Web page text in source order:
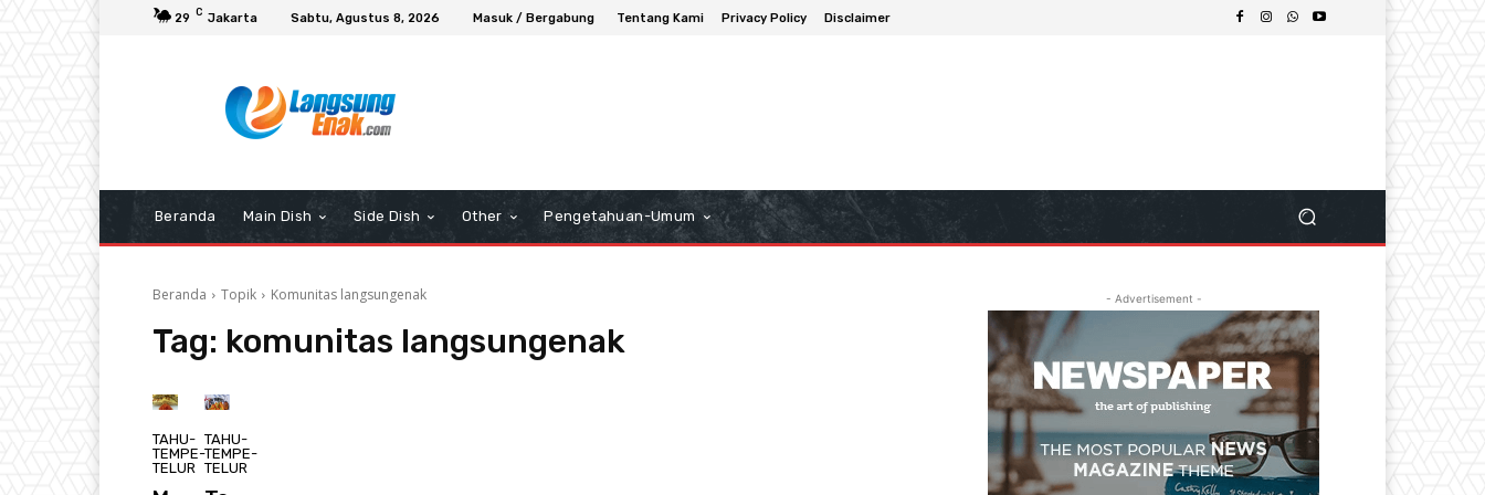
29 C Jakarta Sabtu, Agustus 8, 2026 Masuk / Bergabung Tentang Kami Privacy Policy Disclaimer
Beranda Main Dish Side Dish Other Pengetahuan-Umum
Beranda Topik Komunitas langsungenak
Tag: komunitas langsungenak
TAHU-
TEMPE-
TELUR
TAHU-
TEMPE-
TELUR
- Advertisement -